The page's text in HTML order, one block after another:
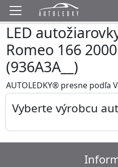
LED
Romeo 166
(936A3A__)
AUTOLEDKY® presne podľa
Vyberte výrobcu